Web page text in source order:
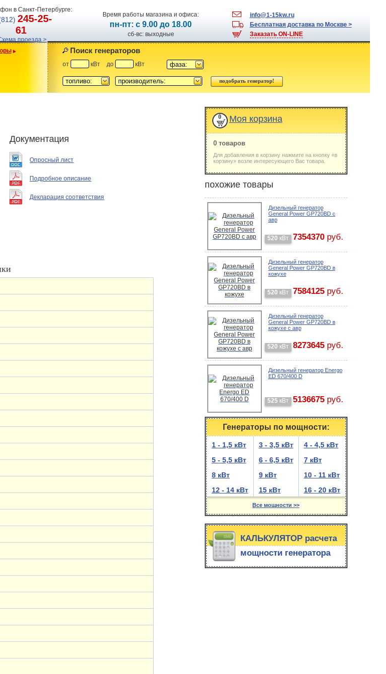
в Санкт-Петербурге:
245-25-
61
проезда >
Время работы магазина и офиса:
пн-пт: с 9.00 до 18.00
сб-вс: выходные
info@1-15kw.ru
Бесплатная доставка по Москве >
Заказать ON-LINE
Поиск генераторов
от кВт до кВт фаза:
топливо: производитель:
Документация
Опросный лист
Подробное описание
Декларация соответствия
0 Моя корзина
0 товаров
Для добавления в корзину нажмите на кнопку «в
корзину» возле интересующего Вас товара.
похожие товары
Дизельный генератор
General Power GP720BD с
авр
520 кВт 7354370руб.
Дизельный генератор
General Power GP720BD в
кожухе
520 кВт 7584125руб.
Дизельный генератор
General Power GP720BD в
кожухе с авр
520 кВт 8273645руб.
Дизельный генератор Energo
ED 670/400 D
525 кВт 5136675руб.
Генераторы по мощности:
1 - 1,5 кВт 3 - 3,5 кВт
4 - 4,5 кВт
5 - 5,5 кВт
6 - 6,5 кВт
7 кВт
8 кВт
9 кВт
10 - 11 кВт
12 - 14 кВт
15 кВт 16 - 20 кВт
Все мощности >>
КАЛЬКУЛЯТОР расчета
мощности генератора